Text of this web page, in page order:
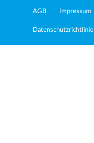
AGB Impressum
Datenschutzrichtlinie